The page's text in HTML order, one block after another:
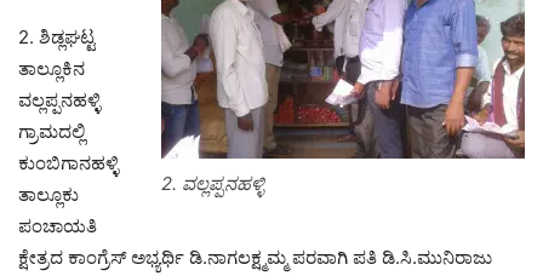
2. ವಲ್ಲಪ್ಪನಹಳ್ಳಿ
2. ಶಿಡ್ಲಘಟ್ಟ
ತಾಲ್ಲೂಕಿನ
ವಲ್ಲಪ್ಪನಹಳ್ಳಿ
ಗ್ರಾಮದಲ್ಲಿ
ಕುಂಬಿಗಾನಹಳ್ಳಿ
ತಾಲ್ಲೂಕು
ಪಂಚಾಯತಿ
ಕ್ಷೇತ್ರದ ಕಾಂಗ್ರೆಸ್ ಅಭ್ಯರ್ಥಿ ಡಿ.ನಾಗಲಕ್ಷ್ಮಮ್ಮ ಪರವಾಗಿ ಪತಿ ಡಿ.ಸಿ.ಮುನಿರಾಜು